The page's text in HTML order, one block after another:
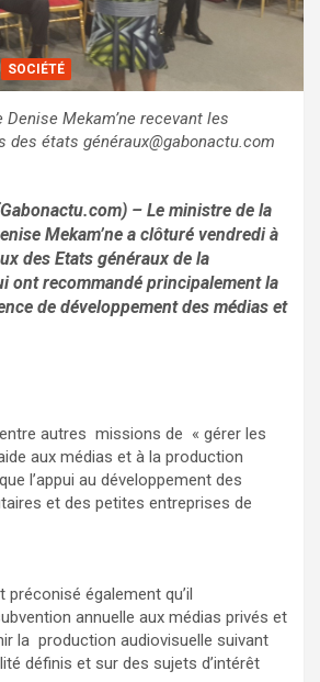
SOCIÉTÉ
Mekam’ne recevant les
des états généraux@gabonactu.com
– Le ministre de la
Mekam’ne a clôturé vendredi à
des Etats généraux de la
ont recommandé principalement la
de développement des médias et
autres missions de « gérer les
aux médias et à la production
l’appui au développement des
et des petites entreprises de
également qu’il
annuelle aux médias privés et
la production audiovisuelle suivant
définis et sur des sujets d’intérêt